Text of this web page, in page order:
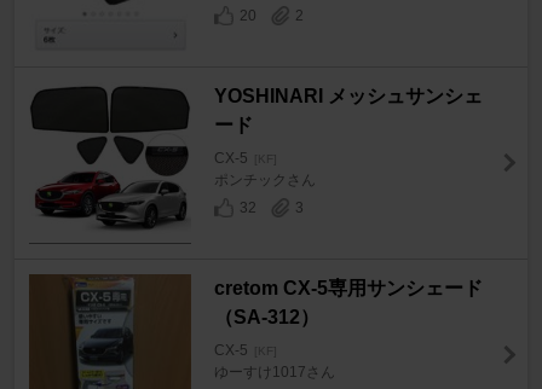
20 2
YOSHINARI メッシュサンシェ
ード
CX-5 [KF]
ポンチックさん
32
3
cretom CX-5専用サンシェード
（SA-312）
CX-5 [KF]
ゆーすけ1017さん